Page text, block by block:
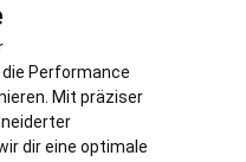
Performance
Mit präziser
dir eine optimale